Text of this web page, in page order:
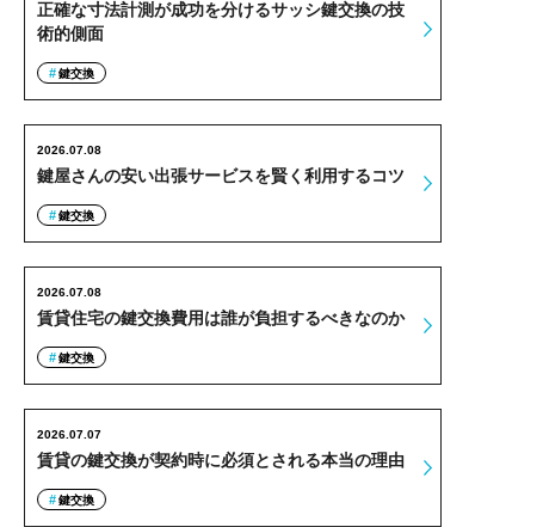
正確な寸法計測が成功を分けるサッシ鍵交換の技
術的側面
鍵交換
鍵屋さんの安い出張サービスを賢く利用するコツ
2026.07.08
鍵交換
賃貸住宅の鍵交換費用は誰が負担するべきなのか
2026.07.08
鍵交換
賃貸の鍵交換が契約時に必須とされる本当の理由
2026.07.07
鍵交換